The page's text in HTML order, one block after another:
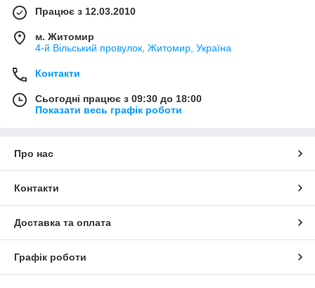
Працює з 12.03.2010
м. Житомир
4-й Вільський провулок, Житомир, Україна
Контакти
Сьогодні працює з 09:30 до 18:00
Показати весь графік роботи
Про нас
Контакти
Доставка та оплата
Графік роботи